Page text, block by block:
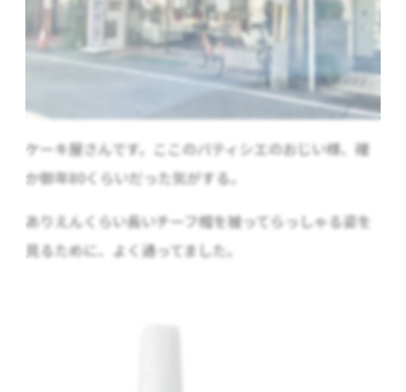
ケーキ屋さんです。ここのパティシエのおじい様、確
か御年80くらいだった気がする。
ありえんくらい長いチーフ帽を被ってらっしゃる姿を
見るために、よく通ってました。